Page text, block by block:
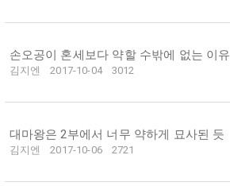
손오공이 혼세보다 약할 수밖에 없는 이유
김지엔
2017-10-04 3012
대마왕은 2부에서 너무 약하게 묘사된 듯
김지엔 2017-10-06 2721